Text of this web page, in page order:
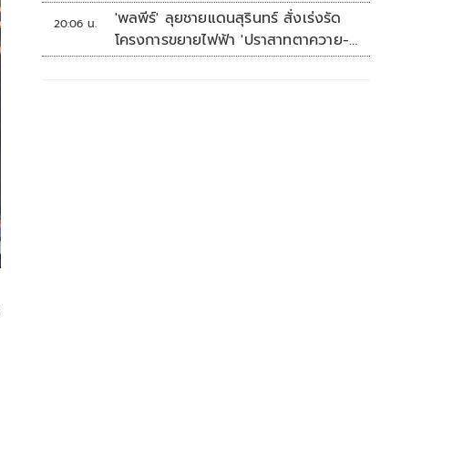
20:06 น.
'พลพีร์' ลุยชายแดนสุรินทร์ สั่งเร่งรัด
โครงการขยายไฟฟ้า 'ปราสาทตาควาย-
เนิน 350'